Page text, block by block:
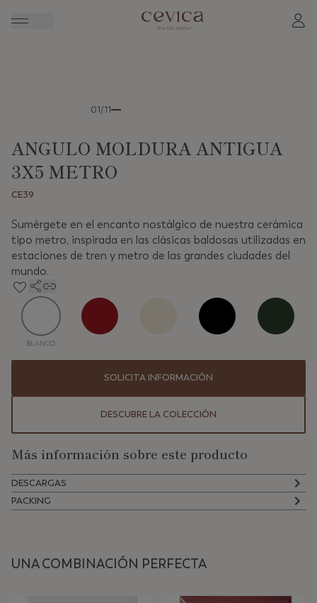
01/11
ANGULO MOLDURA ANTIGUA
3X5 METRO
CE39
Sumérgete en el encanto nostálgico de nuestra cerámica
tipo metro, inspirada en las clásicas baldosas utilizadas en
estaciones de tren y metro de las grandes ciudades del
mundo.
BLANCO
SOLICITA INFORMACIÓN
DESCUBRE LA COLECCIÓN
Más información sobre este producto
DESCARGAS
PACKING
UNA COMBINACIÓN PERFECTA